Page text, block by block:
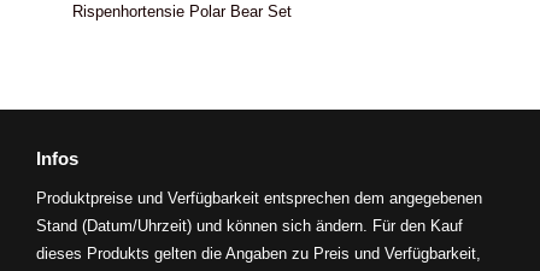
Rispenhortensie Polar Bear Set
Infos
Produktpreise und Verfügbarkeit entsprechen dem angegebenen
Stand (Datum/Uhrzeit) und können sich ändern. Für den Kauf
dieses Produkts gelten die Angaben zu Preis und Verfügbarkeit,